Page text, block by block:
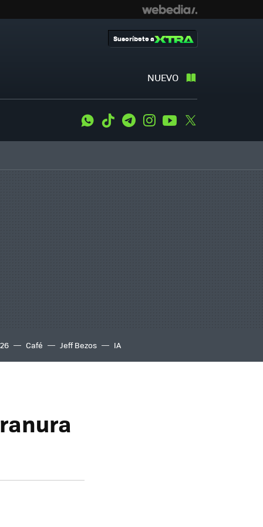
NUEVO
Suscríbete a
WhatsApp
Tiktok TelegramInstagramYoutube
Café Jeff Bezos IA